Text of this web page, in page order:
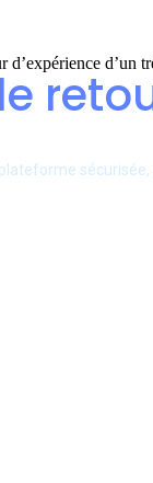
d’un